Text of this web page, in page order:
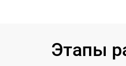
Этапы